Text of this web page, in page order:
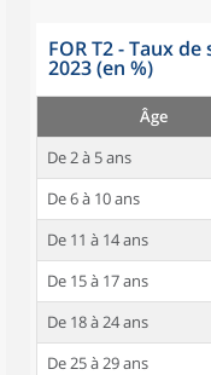
FOR T2 - Taux
2023 (en %)
Âge
De 2 à 5 ans
De 6 à 10 ans
De 11 à 14 ans
De 15 à 17 ans
De 18 à 24 ans
De 25 à 29 ans